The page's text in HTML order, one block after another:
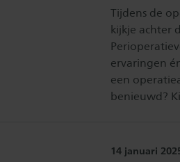
Tijdens de
kijkje achter
ervaringen
een
benieuwd?
14 januari